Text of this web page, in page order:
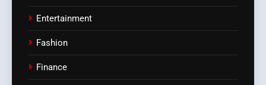
Entertainment
Fashion
Finance